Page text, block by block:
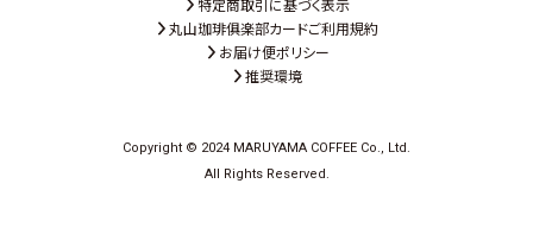
特定商取引に基づく表示
丸山珈琲俱楽部カードご利用規約
お届け便ポリシー
推奨環境
Copyright © 2024 MARUYAMA COFFEE Co., Ltd.
All Rights Reserved.